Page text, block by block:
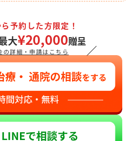
予約した方限定！
大¥20,000贈呈
の詳細・申請はこちら ／